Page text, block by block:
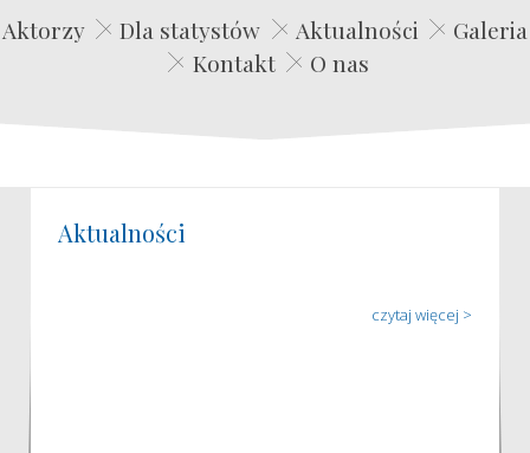
Edwin Film Agencja Aktorska
Aktorzy Dla statystów Aktualności
Galeria
Kontakt
O nas
Aktualności
czytaj więcej >